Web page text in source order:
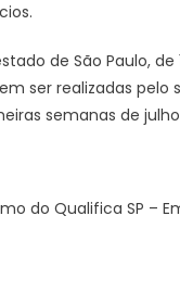
de São Paulo,
ser realizadas pelo
semanas de
do Qualifica SP –